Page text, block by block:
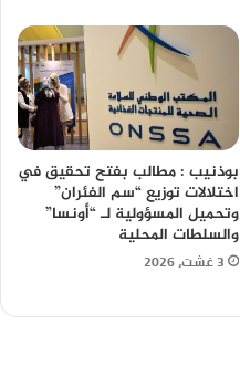
بوذنيب : مطالب بفتح تحقيق في
اختلالات توزيع “سم الفئران”
وتحميل المسؤولية لـ “أونسا”
والسلطات المحلية
3 غشت، 2026